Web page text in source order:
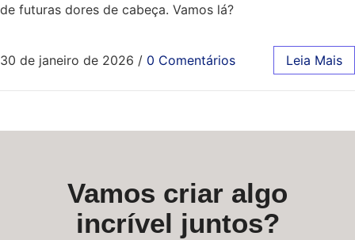
de futuras dores de cabeça. Vamos lá?
30 de janeiro de 2026 / 0 Comentários Leia Mais
Vamos criar algo
incrível juntos?